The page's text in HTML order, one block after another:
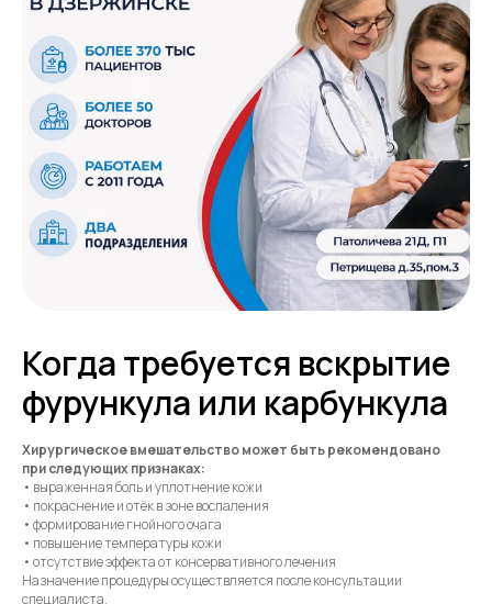
Когда требуется вскрытие
фурункула или карбункула
Хирургическое вмешательство может быть рекомендовано
при следующих признаках:
• выраженная боль и уплотнение кожи
• покраснение и отёк в зоне воспаления
• формирование гнойного очага
• повышение температуры кожи
• отсутствие эффекта от консервативного лечения
Назначение процедуры осуществляется после консультации
специалиста.